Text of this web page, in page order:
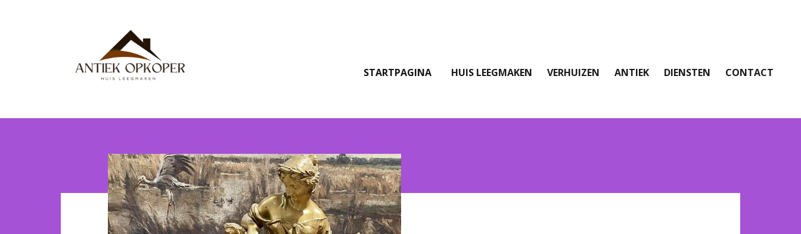
STARTPAGINA HUIS LEEGMAKEN VERHUIZEN ANTIEK DIENSTEN CONTACT